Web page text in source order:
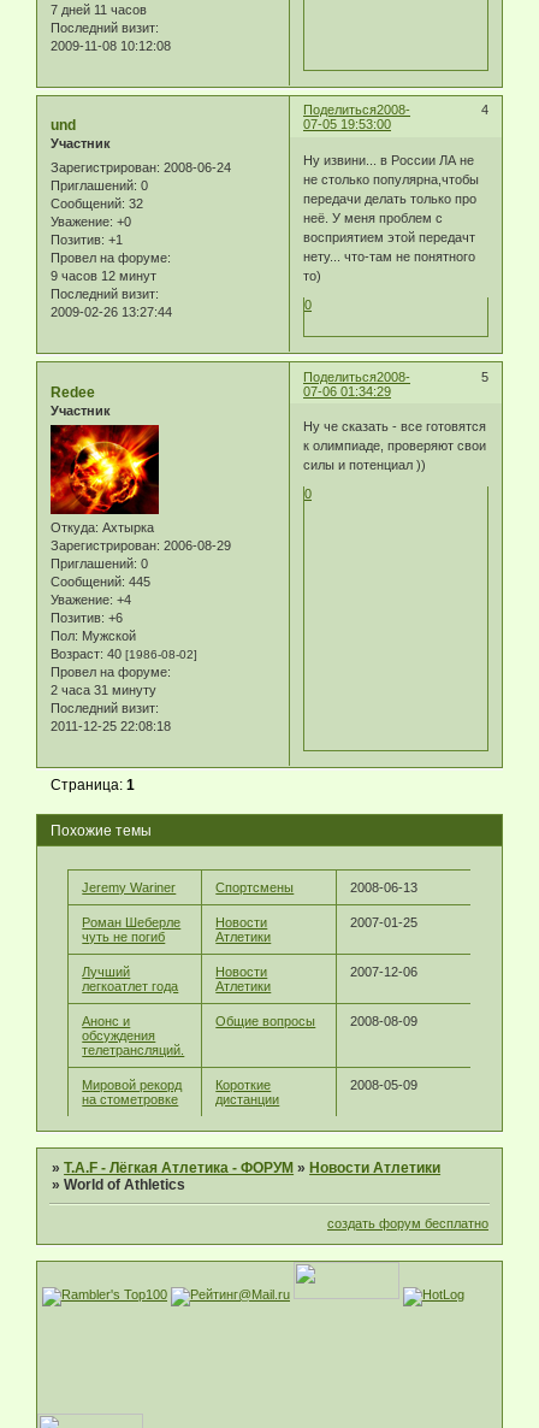
7 дней 11 часов
Последний визит:
2009-11-08 10:12:08
Поделиться 4
2008-
07-05 19:53:00
und
Участник
Зарегистрирован: 2008-06-24
Приглашений: 0
Сообщений: 32
Уважение: +0
Позитив: +1
Провел на форуме:
9 часов 12 минут
Последний визит:
2009-02-26 13:27:44
Ну извини... в России ЛА не
не столько популярна,чтобы
передачи делать только про
неё. У меня проблем с
восприятием этой передачт
нету... что-там не понятного
то)
0
Поделиться 5
2008-
07-06 01:34:29
Redee
Участник
Откуда: Ахтырка
Зарегистрирован: 2006-08-29
Приглашений: 0
Сообщений: 445
Уважение: +4
Позитив: +6
Пол: Мужской
Возраст: 40 [1986-08-02]
Провел на форуме:
2 часа 31 минуту
Последний визит:
2011-12-25 22:08:18
Ну че сказать - все готовятся
к олимпиаде, проверяют свои
силы и потенциал ))
0
Страница:1
Похожие темы
Jeremy Wariner Спортсмены 2008-06-13
Роман Шеберле
чуть не погиб
Новости
Атлетики
2007-01-25
Лучший
легкоатлет года
Новости
Атлетики
2007-12-06
Анонс и
обсуждения
телетрансляций.
Общие вопросы 2008-08-09
Мировой рекорд
на стометровке
Короткие
дистанции
2008-05-09
»T.A.F - Лёгкая Атлетика - ФОРУМ » Новости Атлетики
»World of Athletics
создать форум бесплатно